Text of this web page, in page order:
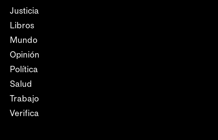
Justicia
Libros
Mundo
Opinión
Política
Salud
Trabajo
Verifica